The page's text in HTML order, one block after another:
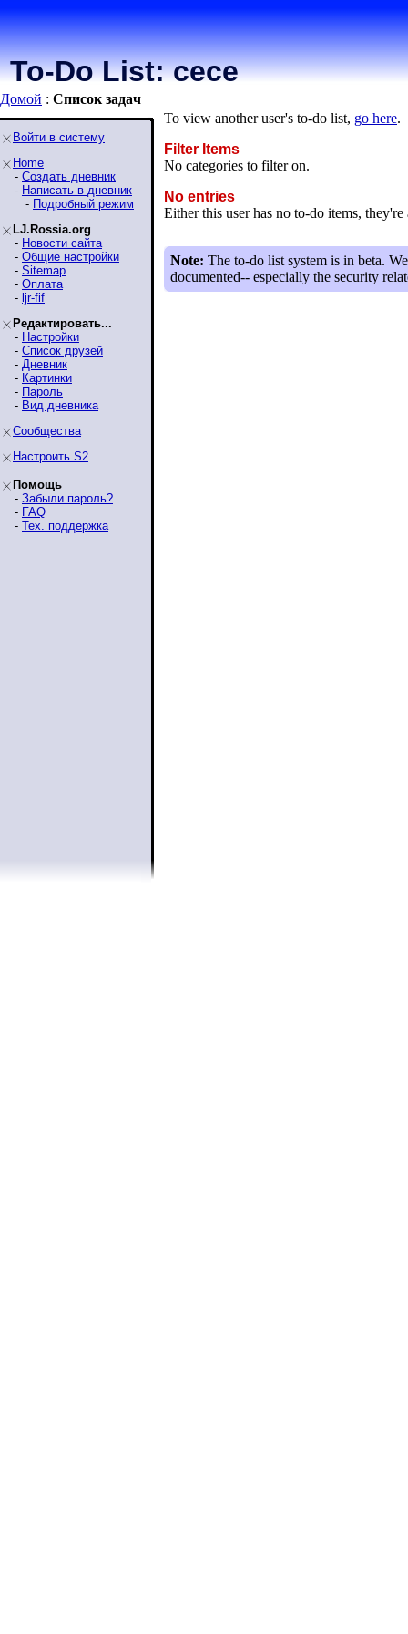
To-Do List: cece
Домой : Список задaч
Войти в систему
Home
- Создать дневник
- Написать в дневник
- Подробный режим
LJ.Rossia.org
- Новости сайта
- Общие настройки
- Sitemap
- Оплата
- ljr-fif
Редактировать...
- Настройки
- Список друзей
- Дневник
- Картинки
- Пароль
- Вид дневника
Сообщества
Настроить S2
Помощь
- Забыли пароль?
- FAQ
- Тех. поддержка
To view another user's to-do list, go here.
Filter Items
No categories to filter on.
No entries
Either this user has no to-do items,
Note: The to-do list system is in beta.
documented-- especially the security